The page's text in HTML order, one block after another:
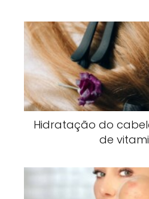
Hidratação do
de